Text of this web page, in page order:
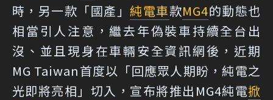
時，另一款「國產」純電車款MG4的動態也
相當引人注意，繼去年偽裝車持續全台出
沒、並且現身在車輛安全資訊網後，近期
MG Taiwan首度以「回應眾人期盼，純電之
光即將亮相」切入，宣布將推出MG4純電掀